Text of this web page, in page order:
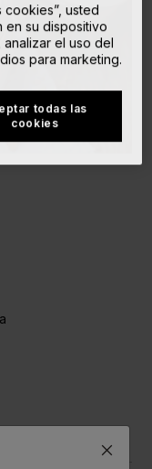
cookies”, usted
en su dispositivo
el uso del
para marketing.
todas las
cookies